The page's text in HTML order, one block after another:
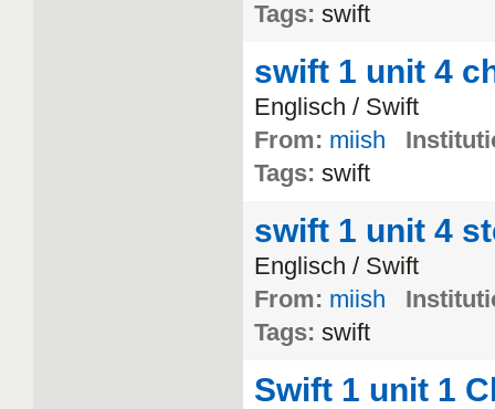
Tags: swift
swift 1 unit 4
Englisch / Swift
From: miish
Tags: swift
swift 1 unit 4
Englisch / Swift
From: miish
Tags: swift
Swift 1 unit 1